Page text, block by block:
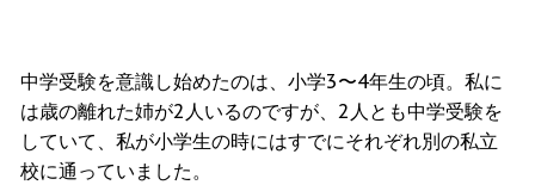
中学受験を意識し始めたのは、小学3〜4年生の頃。私に
は歳の離れた姉が2人いるのですが、2人とも中学受験を
していて、私が小学生の時にはすでにそれぞれ別の私立
校に通っていました。